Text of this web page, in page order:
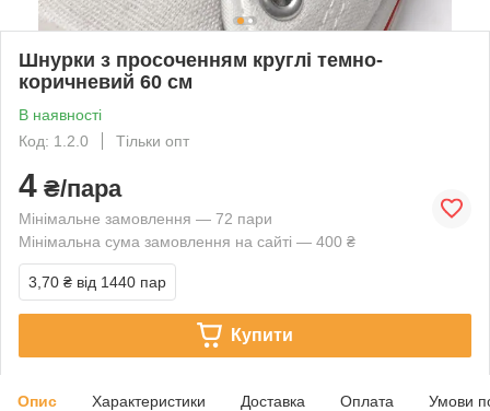
Шнурки з просоченням круглі темно-
коричневий 60 см
В наявності
Код: 1.2.0
Тільки опт
4 ₴/пара
Мінімальне замовлення — 72 пари
Мінімальна сума замовлення на сайті — 400 ₴
3,70 ₴ від 1440 пар
Купити
Опис Характеристики Доставка Оплата Умови